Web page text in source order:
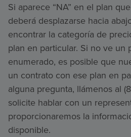
Si aparece “NA” en el plan
deberá desplazarse hacia
encontrar la categoría de
plan en particular. Si no ve un
enumerado, es posible que
un contrato con ese plan en
alguna pregunta, llámenos al
solicite hablar con un
proporcionaremos la
disponible.